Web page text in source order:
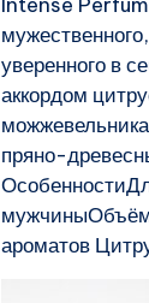
уверенного в
аккордом
пряно-
ароматов